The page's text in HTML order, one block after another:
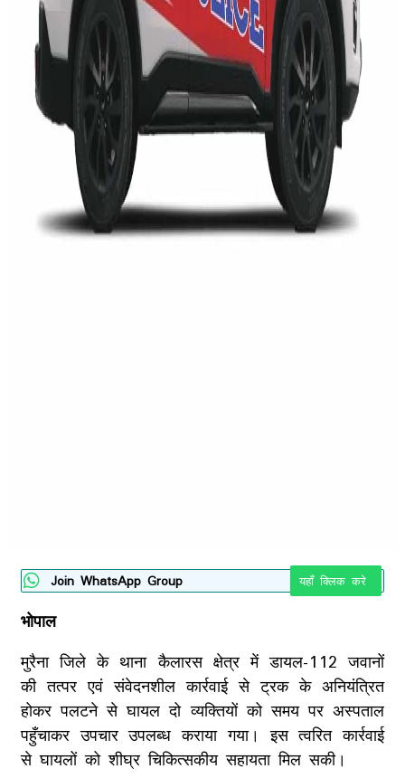
Join WhatsApp Group यहाँ क्लिक करे
भोपाल
मुरैना जिले के थाना कैलारस क्षेत्र में डायल-112 जवानों
की तत्पर एवं संवेदनशील कार्रवाई से ट्रक के अनियंत्रित
होकर पलटने से घायल दो व्यक्तियों को समय पर अस्पताल
पहुँचाकर उपचार उपलब्ध कराया गया। इस त्वरित कार्रवाई
से घायलों को शीघ्र चिकित्सकीय सहायता मिल सकी।